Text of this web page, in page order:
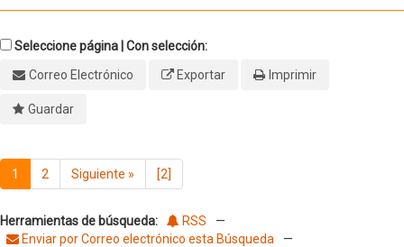
Seleccione página | Con selección:
Correo Electrónico
Exportar Imprimir
Guardar
1 2 Siguiente » [2]
Herramientas de búsqueda: RSS
—
Enviar por Correo electrónico esta Búsqueda
—